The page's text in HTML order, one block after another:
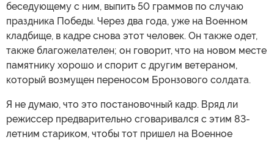
беседующему с ним, выпить 50 граммов по случаю
праздника Победы. Через два года, уже на Военном
кладбище, в кадре снова этот человек. Он также одет,
также благожелателен; он говорит, что на новом месте
памятнику хорошо и спорит с другим ветераном,
который возмущен переносом Бронзового солдата.
Я не думаю, что это постановочный кадр. Вряд ли
режиссер предварительно сговаривался с этим 83-
летним стариком, чтобы тот пришел на Военное